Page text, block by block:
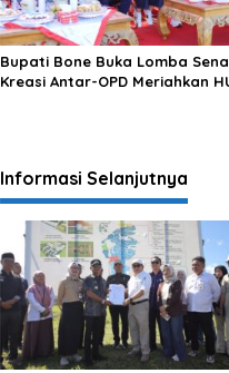
Bupati Bone Buka Lomba
Kreasi Antar-OPD Meriahkan
Informasi Selanjutnya